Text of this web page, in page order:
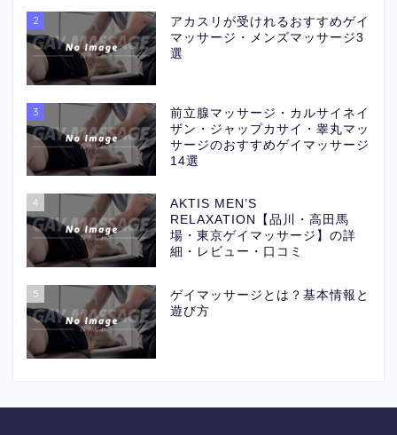
2
アカスリが受けれるおすすめゲイ
マッサージ・メンズマッサージ3
選
3
前立腺マッサージ・カルサイネイ
ザン・ジャップカサイ・睾丸マッ
サージのおすすめゲイマッサージ
14選
4
AKTIS MEN’S
RELAXATION【品川・高田馬
場・東京ゲイマッサージ】の詳
細・レビュー・口コミ
5
ゲイマッサージとは？基本情報と
遊び方